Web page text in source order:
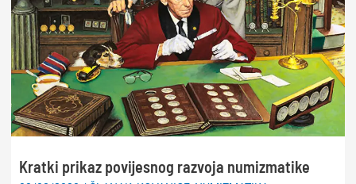
Kratki prikaz povijesnog razvoja numizmatike